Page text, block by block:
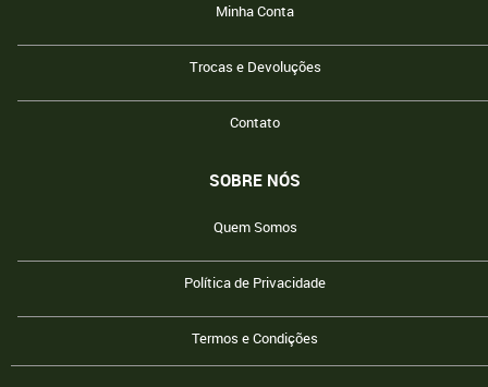
Minha Conta
Trocas e Devoluções
Contato
SOBRE NÓS
Quem Somos
Política de Privacidade
Termos e Condições